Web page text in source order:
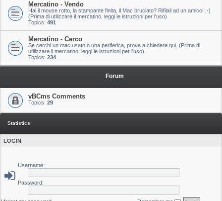
Mercatino - Vendo
Hai il mouse rotto, la stampante finita, il Mac bruciato? Rifilali ad un amico! ;-)
(Prima di utilizzare il mercatino, leggi le istruzioni per l'uso)
Topics: 491
Mercatino - Cerco
Se cerchi un mac usato o una periferica, prova a chiedere qui. (Prima di
utilizzare il mercatino, leggi le istruzioni per l'uso)
Topics: 234
Forum
vBCms Comments
Topics: 29
Statistics
LOGIN
Username:
Password: